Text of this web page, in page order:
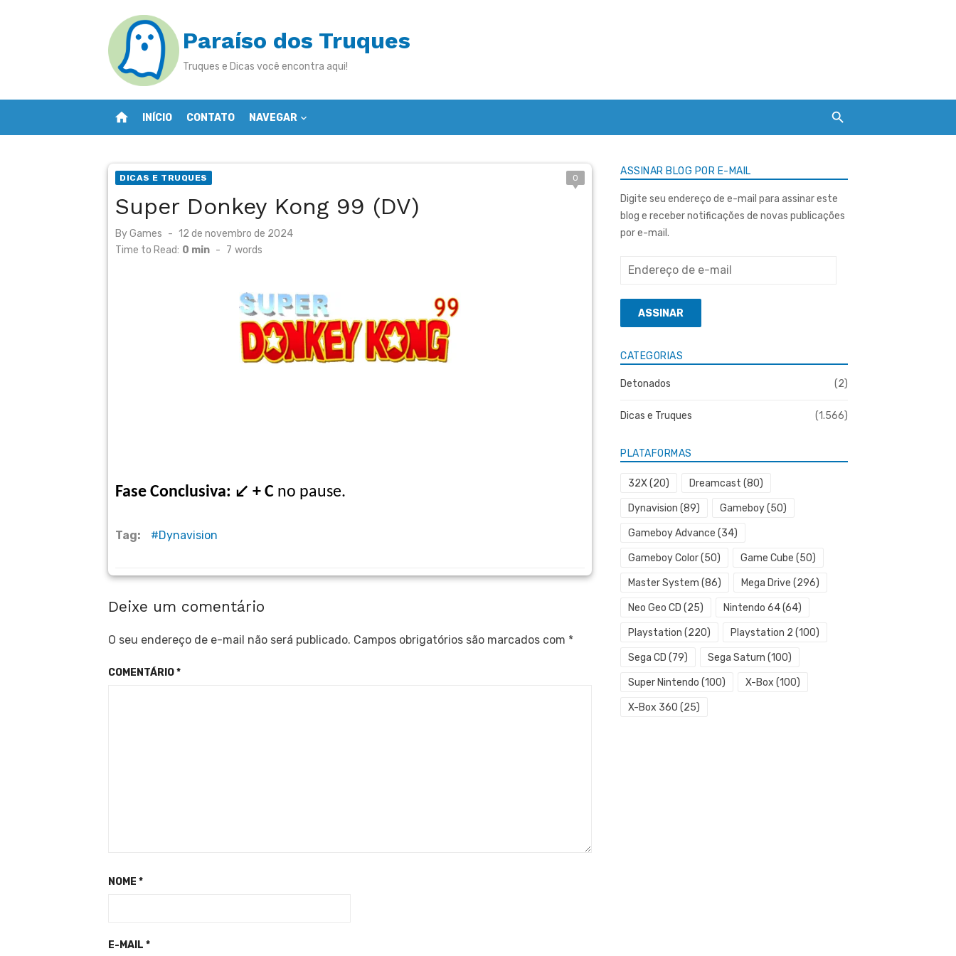
Paraíso dos Truques
Truques e Dicas você encontra aqui!
home INÍCIO CONTATO NAVEGAR
DICAS E TRUQUES 0
Super Donkey Kong 99 (DV)
ByGames
Posted
on
12 de novembro de 2024
Time to Read: 0 min - 7 words
Fase Conclusiva: ↙ + C no pause.
Tag: Dynavision
Deixe um comentário
O seu endereço de e-mail não será publicado. Campos obrigatórios são marcados com *
COMENTÁRIO*
NOME *
E-MAIL *
ASSINAR BLOG POR E-MAIL
Digite seu endereço de e-mail para assinar este
blog e receber notificações de novas publicações
por e-mail.
Endereço
e-
mailASSINAR
CATEGORIAS
Detonados (2)
Dicas e Truques (1.566)
PLATAFORMAS
32X(20) Dreamcast (80)
Dynavision (89) Gameboy(50)
Gameboy Advance (34)
Gameboy Color(50) Game Cube (50)
Master System (86) Mega Drive (296)
Neo Geo CD (25) Nintendo 64(64)
Playstation (220) Playstation 2 (100)
Sega CD (79) Sega Saturn (100)
Super Nintendo (100) X-Box (100)
X-Box 360 (25)